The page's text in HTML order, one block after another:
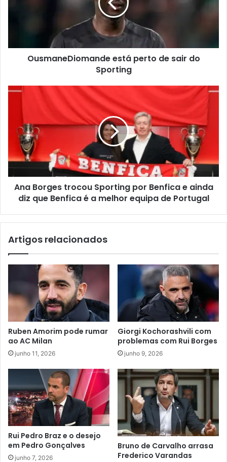
OusmaneDiomande está perto de sair do
Sporting
Ana Borges trocou Sporting por Benfica e ainda
diz que Benfica é a melhor equipa de Portugal
Artigos relacionados
Ruben Amorim pode rumar
ao AC Milan
junho 11, 2026
Giorgi Kochorashvili com
problemas com Rui Borges
junho 9, 2026
Rui Pedro Braz e o desejo
em Pedro Gonçalves
junho 7, 2026
Bruno de Carvalho arrasa
Frederico Varandas